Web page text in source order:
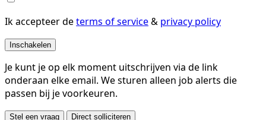
Ik accepteer determs of service& privacy policy
Inschakelen
Je kunt je op elk moment uitschrijven via de link
onderaan elke email. We sturen alleen job alerts die
passen bij je voorkeuren.
Stel een vraag Direct solliciteren